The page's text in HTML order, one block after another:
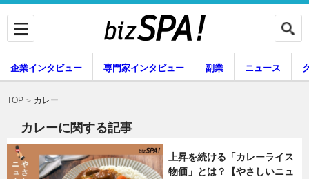
企業インタビュー 専門家インタビュー
企業インタビュー 専門家インタビュー 副業 ニュース
暮らし
TOP カレー
カレーに関する記事
上昇を続ける「カレーライス
物価」とは？【やさしいニュ